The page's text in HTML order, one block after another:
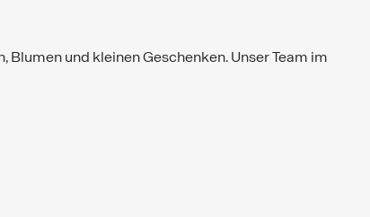
und kleinen Geschenken. Unser Team im